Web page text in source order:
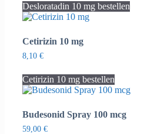
Desloratadin 10 mg bestellen
Cetirizin 10 mg
8,10 €
Cetirizin 10 mg bestellen
Budesonid Spray 100 mcg
59,00 €